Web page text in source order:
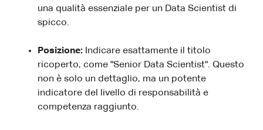
una qualità essenziale per un Data Scientist di
spicco.
Posizione: Indicare esattamente il titolo
ricoperto, come "Senior Data Scientist". Questo
non è solo un dettaglio, ma un potente
indicatore del livello di responsabilità e
competenza raggiunto.